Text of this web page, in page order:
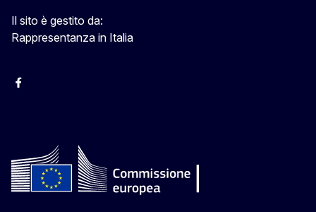
Il sito è gestito da:
Rappresentanza in Italia
Facebook Europa in Italia